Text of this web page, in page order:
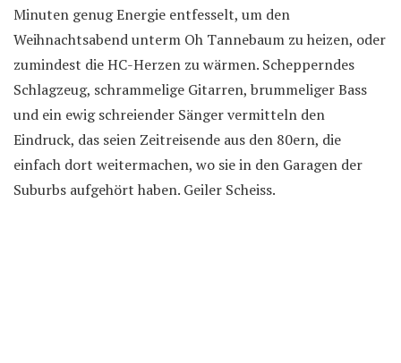
Minuten genug Energie entfesselt, um den
Weihnachtsabend unterm Oh Tannebaum zu heizen, oder
zumindest die HC-Herzen zu wärmen. Schepperndes
Schlagzeug, schrammelige Gitarren, brummeliger Bass
und ein ewig schreiender Sänger vermitteln den
Eindruck, das seien Zeitreisende aus den 80ern, die
einfach dort weitermachen, wo sie in den Garagen der
Suburbs aufgehört haben. Geiler Scheiss.